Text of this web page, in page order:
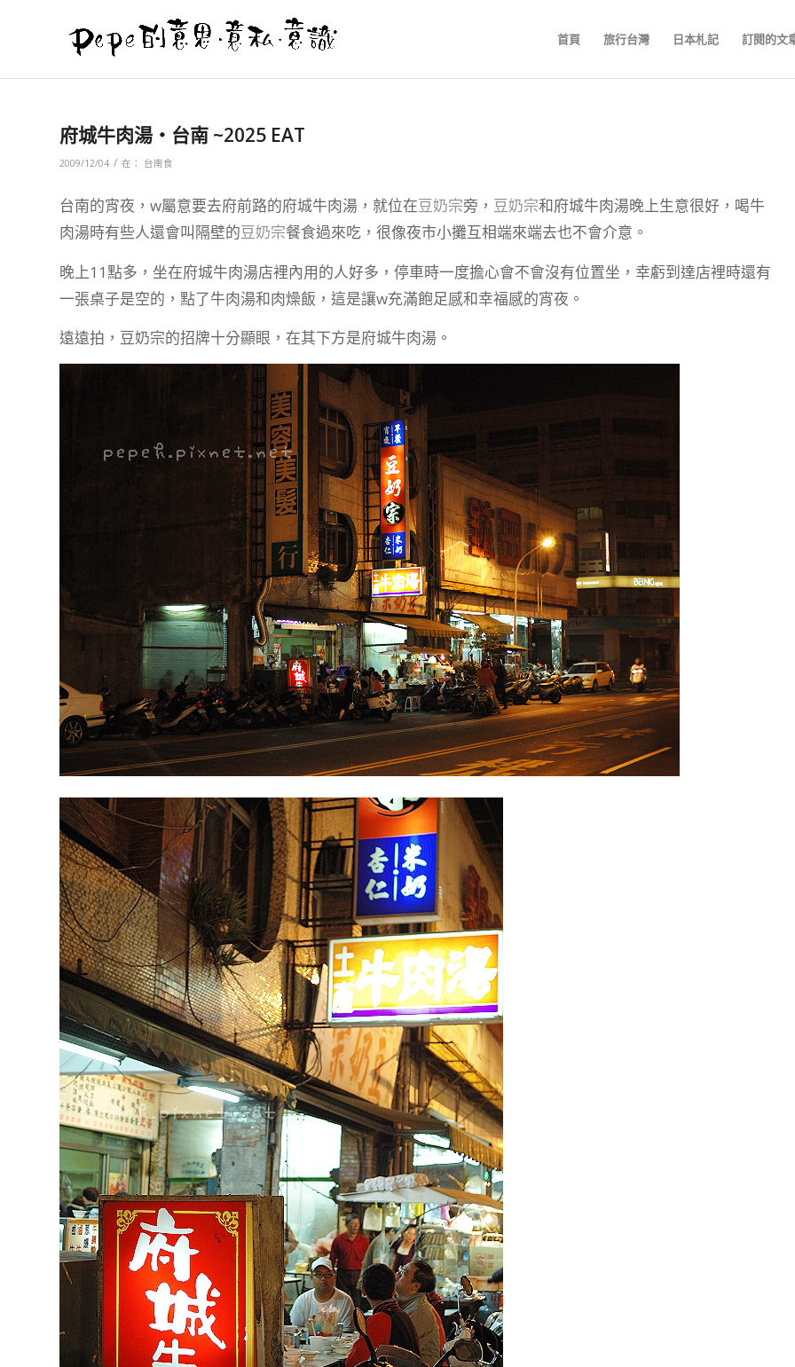
首頁 旅行台灣 日本札記 訂閱的文
府城牛肉湯‧台南 ~2025 EAT
2009/12/04 / 在： 台南食
台南的宵夜，w屬意要去府前路的府城牛肉湯，就位在豆奶宗旁， 豆奶宗和府城牛肉湯晚上生意很好，喝牛
肉湯時有些人還會叫隔壁的豆奶宗餐食過來吃，很像夜市小攤互相端來端去也不會介意。
晚上11點多，坐在府城牛肉湯店裡內用的人好多，停車時一度擔心會不會沒有位置坐，幸虧到達店裡時還有
一張桌子是空的，點了牛肉湯和肉燥飯，這是讓w充滿飽足感和幸福感的宵夜。
遠遠拍，豆奶宗的招牌十分顯眼，在其下方是府城牛肉湯。